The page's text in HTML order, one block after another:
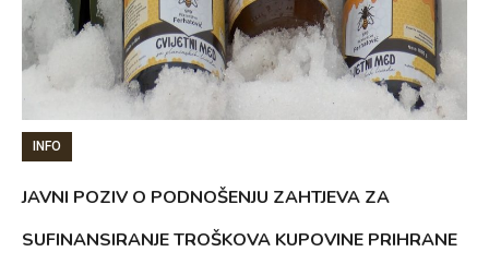
INFO
JAVNI POZIV O PODNOŠENJU ZAHTJEVA ZA
SUFINANSIRANJE TROŠKOVA KUPOVINE PRIHRANE